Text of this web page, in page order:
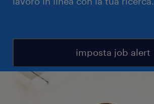
imposta job alert